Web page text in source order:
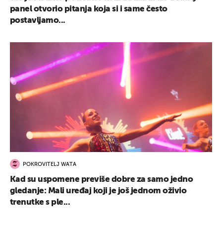
panel otvorio pitanja koja si i same često
postavljamo...
POKROVITELJ WATA
Kad su uspomene previše dobre za samo jedno
gledanje: Mali uređaj koji je još jednom oživio
trenutke s ple...